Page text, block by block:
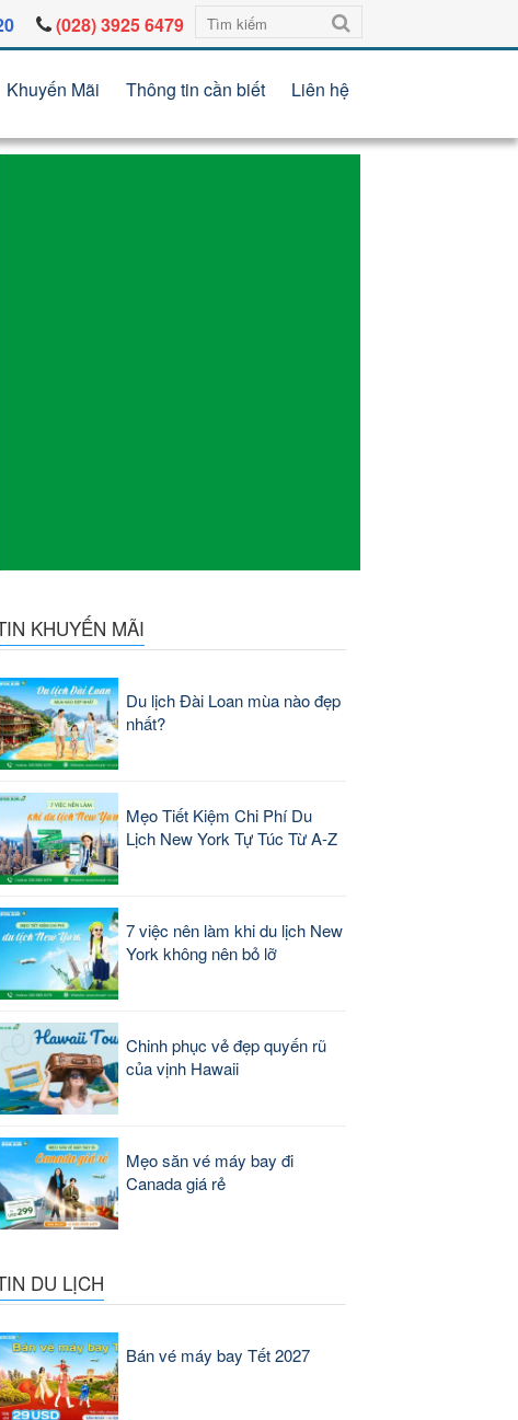
(028) 3925 6479
Khuyến Mãi Thông tin cần biết Liên hệ
KHUYẾN MÃI
Du lịch Đài Loan mùa nào đẹp
nhất?
Mẹo Tiết Kiệm Chi Phí Du
Lịch New York Tự Túc Từ A-Z
7 việc nên làm khi du lịch New
York không nên bỏ lỡ
Chinh phục vẻ đẹp quyến rũ
của vịnh Hawaii
Mẹo săn vé máy bay đi
Canada giá rẻ
DU LỊCH
Bán vé máy bay Tết 2027